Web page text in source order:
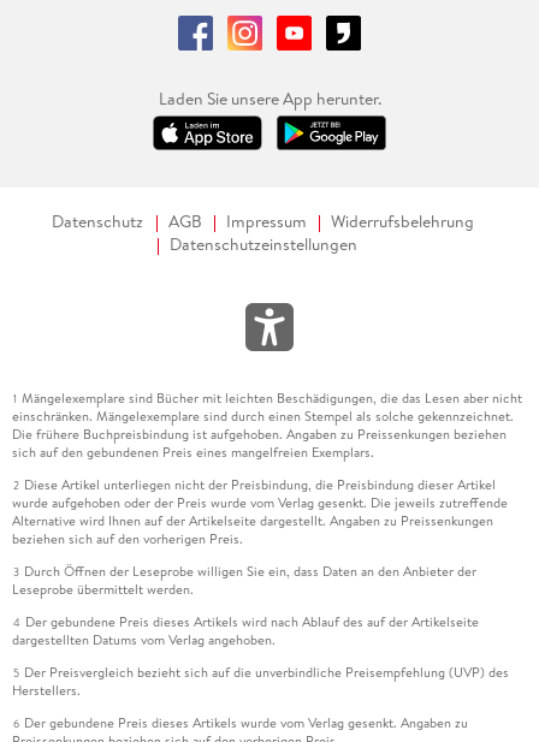
Laden Sie unsere App herunter.
Datenschutz AGB Impressum
Widerrufsbelehrung
Datenschutzeinstellungen
1 Mängelexemplare sind Bücher mit leichten Beschädigungen, die das Lesen aber nicht
einschränken. Mängelexemplare sind durch einen Stempel als solche gekennzeichnet.
Die frühere Buchpreisbindung ist aufgehoben. Angaben zu Preissenkungen beziehen
sich auf den gebundenen Preis eines mangelfreien Exemplars.
2 Diese Artikel unterliegen nicht der Preisbindung, die Preisbindung dieser Artikel
wurde aufgehoben oder der Preis wurde vom Verlag gesenkt. Die jeweils zutreffende
Alternative wird Ihnen auf der Artikelseite dargestellt. Angaben zu Preissenkungen
beziehen sich auf den vorherigen Preis.
3 Durch Öffnen der Leseprobe willigen Sie ein, dass Daten an den Anbieter der
Leseprobe übermittelt werden.
4 Der gebundene Preis dieses Artikels wird nach Ablauf des auf der Artikelseite
dargestellten Datums vom Verlag angehoben.
5 Der Preisvergleich bezieht sich auf die unverbindliche Preisempfehlung (UVP) des
Herstellers.
6 Der gebundene Preis dieses Artikels wurde vom Verlag gesenkt. Angaben zu